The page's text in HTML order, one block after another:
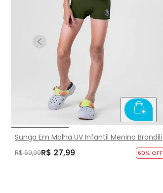
Sunga Em Malha UV Infantil Menino Brandili
R$ 69,99R$ 27,99 60% OFF